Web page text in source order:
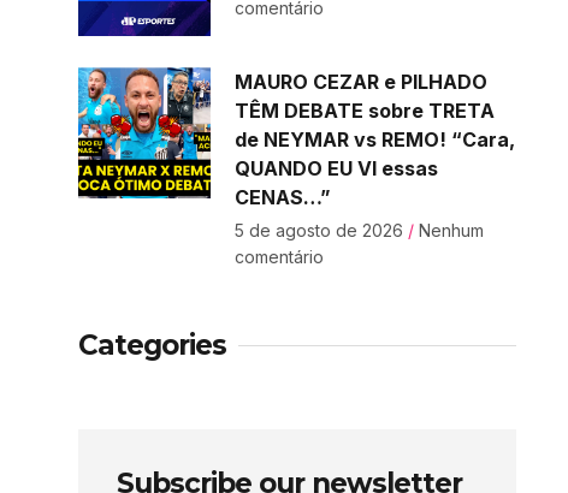
comentário
MAURO CEZAR e PILHADO
TÊM DEBATE sobre TRETA
de NEYMAR vs REMO! “Cara,
QUANDO EU VI essas
CENAS…”
5 de agosto de 2026 Nenhum
comentário
Categories
Subscribe our newsletter